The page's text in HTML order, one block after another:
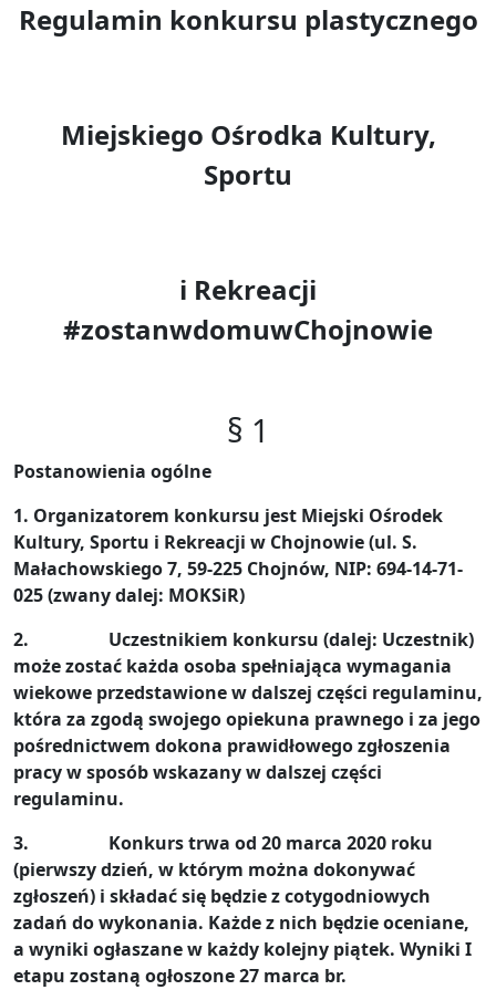
Regulamin konkursu plastycznego
Miejskiego Ośrodka Kultury,
Sportu
i Rekreacji
#zostanwdomuwChojnowie
§ 1
Postanowienia ogólne
1. Organizatorem konkursu jest Miejski Ośrodek
Kultury, Sportu i Rekreacji w Chojnowie (ul. S.
Małachowskiego 7, 59-225 Chojnów, NIP: 694-14-71-
025 (zwany dalej: MOKSiR)
2. Uczestnikiem konkursu (dalej: Uczestnik)
może zostać każda osoba spełniająca wymagania
wiekowe przedstawione w dalszej części regulaminu,
która za zgodą swojego opiekuna prawnego i za jego
pośrednictwem dokona prawidłowego zgłoszenia
pracy w sposób wskazany w dalszej części
regulaminu.
3. Konkurs trwa od 20 marca 2020 roku
(pierwszy dzień, w którym można dokonywać
zgłoszeń) i składać się będzie z cotygodniowych
zadań do wykonania. Każde z nich będzie oceniane,
a wyniki ogłaszane w każdy kolejny piątek. Wyniki I
etapu zostaną ogłoszone 27 marca br.